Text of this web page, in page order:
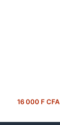
16 000 F CFA